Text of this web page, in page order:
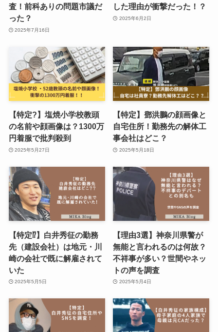
査！前科ありの問題市議だ
った？
2025年7月16日
した理由が衝撃だった！？
2025年6月2日
【特定?】塩焼小学校教頭
の名前や顔画像は？1300万
円着服で批判殺到
2025年5月27日
【特定】鄧洪鵬の顔画像と
自宅住所！勤務先の解体工
事会社はどこ？
2025年5月18日
【特定⁉︎】白井秀征の勤務
先（建設会社）は地元・川
崎の会社で既に解雇されて
いた
2025年5月5日
【理由3選】神奈川県警が
無能と言われるのは何故？
不祥事が多い？世間やネッ
トの声を調査
2025年5月4日